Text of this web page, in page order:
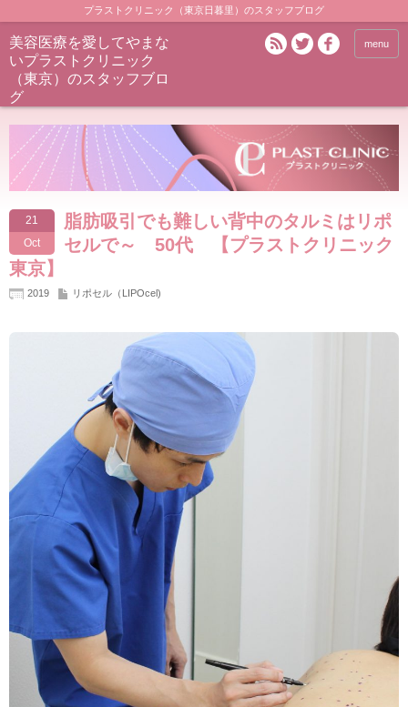
プラストクリニック（東京日暮里）のスタッフブログ
美容医療を愛してやまな
いプラストクリニック
（東京）のスタッフブロ
グ
menu
21
Oct
脂肪吸引でも難しい背中のタルミはリポ
セルで～ 50代 【プラストクリニック
東京】
2019 リポセル（LIPOcel)